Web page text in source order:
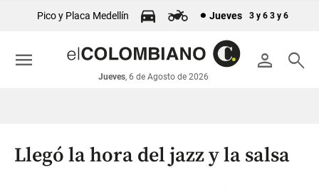
económicos
Colombia
Pico y Placa Medellín Jueves 3 y 6 3 y 6
person search
Jueves, 6 de Agosto de 2026
menu
Llegó la hora del jazz y la salsa